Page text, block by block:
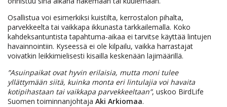
Osallistua voi esimerkiksi kuistilta, kerrostalon pihalta,
parvekkeelta tai vaikkapa ikkunasta tarkkailemalla. Koko
kahdeksantuntista tapahtuma-aikaa ei tarvitse käyttää lintujen
havainnointiin. Kyseessä ei ole kilpailu, vaikka harrastajat
voivatkin leikkimielisesti kisailla keskenään lajimäärillä.
”Asuinpaikat ovat hyvin erilaisia, mutta moni tulee
yllättymään siitä, kuinka monta eri lintulajia voi havaita
kotipihastaan tai vaikkapa parvekkeeltaan”, uskoo BirdLife
Suomen toiminnanjohtaja Aki Arkiomaa.